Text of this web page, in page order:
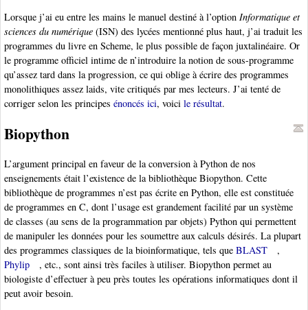
Lorsque j’ai eu entre les mains le manuel destiné à l’option Informatique et
sciences du numérique (ISN) des lycées mentionné plus haut, j’ai traduit les
programmes du livre en Scheme, le plus possible de façon juxtalinéaire. Or
le programme officiel intime de n’introduire la notion de sous-programme
qu’assez tard dans la progression, ce qui oblige à écrire des programmes
monolithiques assez laids, vite critiqués par mes lecteurs. J’ai tenté de
corriger selon les principes énoncés ici, voici le résultat.
Biopython
L’argument principal en faveur de la conversion à Python de nos
enseignements était l’existence de la bibliothèque Biopython. Cette
bibliothèque de programmes n’est pas écrite en Python, elle est constituée
de programmes en C, dont l’usage est grandement facilité par un système
de classes (au sens de la programmation par objets) Python qui permettent
de manipuler les données pour les soumettre aux calculs désirés. La plupart
des programmes classiques de la bioinformatique, tels que BLAST
,
Phylip
, etc., sont ainsi très faciles à utiliser. Biopython permet au
biologiste d’effectuer à peu près toutes les opérations informatiques dont il
peut avoir besoin.